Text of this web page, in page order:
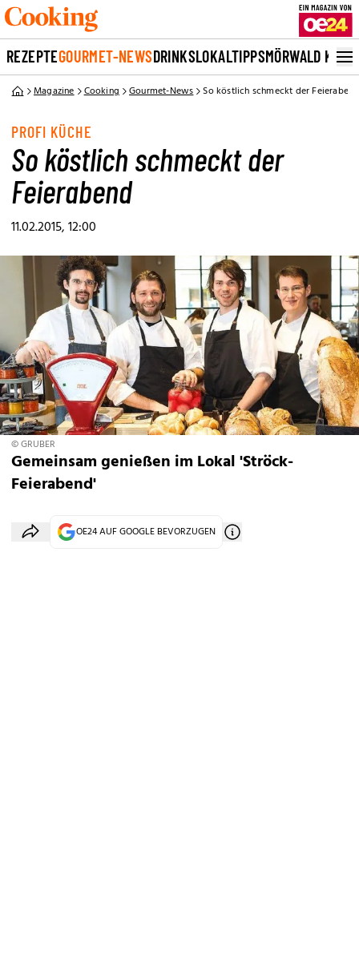
REZEPTEGOURMET-NEWSDRINKSLOKALTIPPSMÖRWALD
Magazine Cooking Gourmet-News So köstlich schmeckt der Feierabend
PROFI KÜCHE
So köstlich schmeckt der
Feierabend
11.02.2015, 12:00
© GRUBER
Gemeinsam genießen im Lokal 'Ströck-
Feierabend'
OE24 AUF GOOGLE BEVORZUGEN